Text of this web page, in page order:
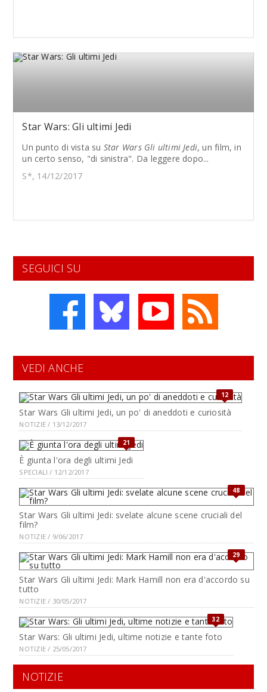
Star Wars: Gli ultimi Jedi
Un punto di vista su Star Wars Gli ultimi Jedi, un film, in
un certo senso, "di sinistra". Da leggere dopo...
S*, 14/12/2017
SEGUICI SU
VEDI ANCHE
12
Star Wars Gli ultimi Jedi, un po' di aneddoti e curiosità
NOTIZIE / 13/12/2017
21
È giunta l'ora degli ultimi Jedi
SPECIALI / 12/12/2017
48
Star Wars Gli ultimi Jedi: svelate alcune scene cruciali del
film?
NOTIZIE / 9/06/2017
29
Star Wars Gli ultimi Jedi: Mark Hamill non era d'accordo su
tutto
NOTIZIE / 30/05/2017
32
Star Wars: Gli ultimi Jedi, ultime notizie e tante foto
NOTIZIE / 25/05/2017
NOTIZIE